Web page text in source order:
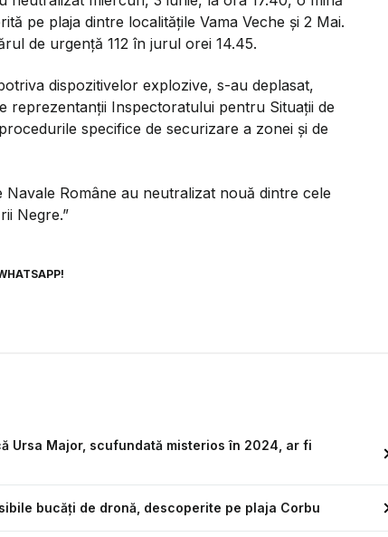
pe plaja dintre localitățile Vama Veche și 2 Mai.
de urgență 112 în jurul orei 14.45.
dispozitivelor explozive, s-au deplasat,
reprezentanții Inspectoratului pentru Situații de
specifice de securizare a zonei și de
Române au neutralizat nouă dintre cele
Negre.”
Ursa Major, scufundată misterios în 2024, ar fi
bucăți de dronă, descoperite pe plaja Corbu